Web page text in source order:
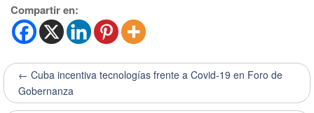
Compartir en:
← Cuba incentiva tecnologías frente a Covid-19 en Foro de
Gobernanza